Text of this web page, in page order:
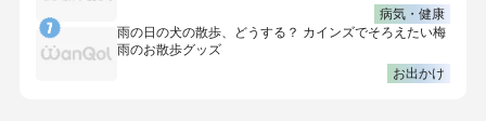
病気・健康
雨の日の犬の散歩、どうする？ カインズでそろえたい梅
雨のお散歩グッズ
お出かけ